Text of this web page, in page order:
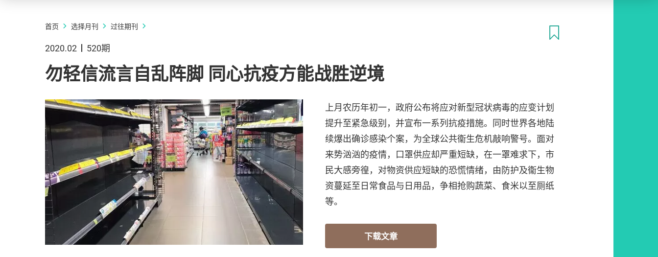
首页 选择月刊 过往期刊
2020.02 520期
勿轻信流言自乱阵脚 同心抗疫方能战胜逆境
上月农历年初一，政府公布将应对新型冠状病毒的应变计划
提升至紧急级别，并宣布一系列抗疫措施。同时世界各地陆
续爆出确诊感染个案，为全球公共衞生危机敲响警号。面对
来势汹汹的疫情，口罩供应却严重短缺，在一罩难求下，市
民大感旁徨，对物资供应短缺的恐慌情绪，由防护及衞生物
资蔓延至日常食品与日用品，争相抢购蔬菜、食米以至厕纸
等。
下载文章